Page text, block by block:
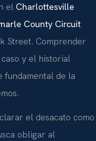
el Charlottesville
County Circuit
Street. Comprender
y el historial
fundamental de la
el desacato como
obligar al